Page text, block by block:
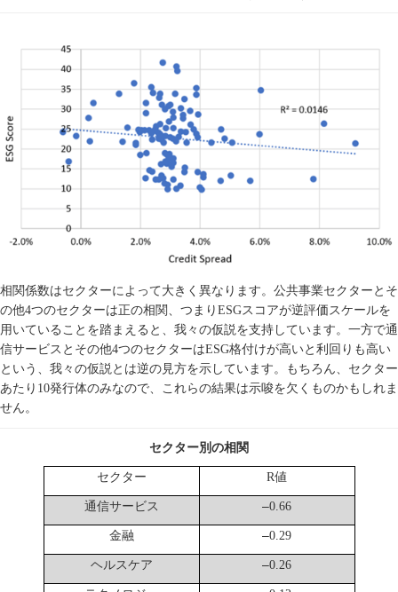
相関係数はセクターによって大きく異なります。公共事業セクターとそ
の他4つのセクターは正の相関、つまり ESGスコアが逆評価スケールを
用いていることを踏まえると、我々の仮説を支持しています。一方で通
信サービスとその他4つのセクターはESG格付けが高いと利回りも高い
という、我々の仮説とは逆の見方を示しています。もちろん、セクター
あたり 10発行体のみなので、これらの結果は示唆を欠くものかもしれま
せん。
セクター別の相関
セクター R値
通信サービス
–0.66
金融 –0.29
ヘルスケア –0.26